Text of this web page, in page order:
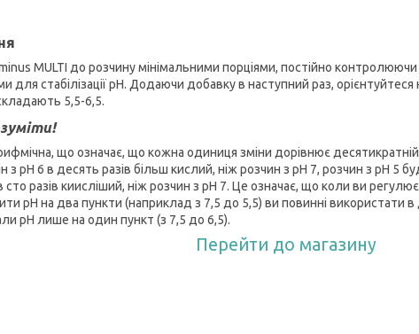
MULTI до розчину мінімальними порціями, постійно контролюючи
для стабілізації pH. Додаючи добавку в наступний раз,
5,5-6,5.
що означає, що кожна одиниця зміни дорівнює десятикратній
з pH 6 в десять разів більш кислий, ніж розчин з pH 7, розчин з pH 5
сто разів киисліший, ніж розчин з pH 7. Це означає, що коли ви
pH на два пункти (наприклад з 7,5 до 5,5) ви повинні використати в
pH лише на один пункт (з 7,5 до 6,5).
Перейти до магазину